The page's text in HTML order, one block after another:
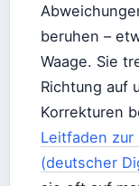
beruhen –
Waage. Sie
Richtung auf
Korrekturen
Leitfaden zur
(deutscher